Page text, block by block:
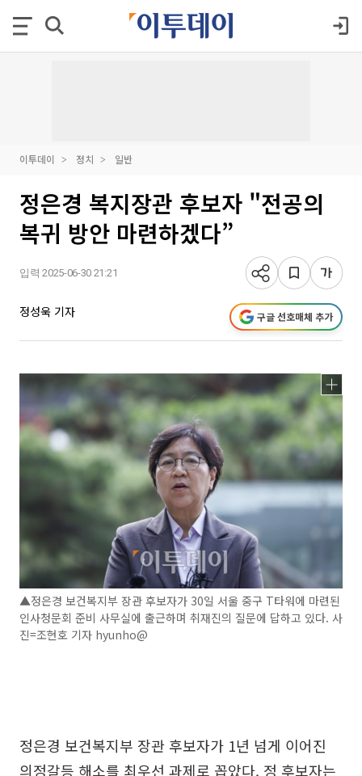
이투데이 정치 일반
정은경 복지장관 후보자 "전공의
복귀 방안 마련하겠다”
입력 2025-06-30 21:21
정성욱 기자 구글 선호매체 추가
▲정은경 보건복지부 장관 후보자가 30일 서울 중구 T타워에 마련된
인사청문회 준비 사무실에 출근하며 취재진의 질문에 답하고 있다. 사
진=조현호 기자 hyunho@
정은경 보건복지부 장관 후보자가 1년 넘게 이어진
의정갈등 해소를 최우선 과제로 꼽았다. 정 후보자는